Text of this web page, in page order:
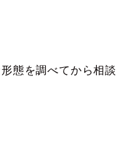
態を調べてから相談